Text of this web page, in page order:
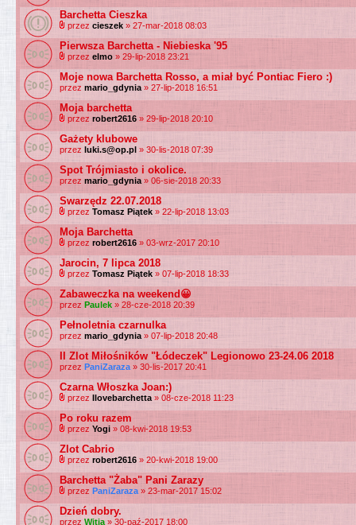
Barchetta Cieszka
przez cieszek » 27-mar-2018 08:03
Pierwsza Barchetta - Niebieska '95
przez elmo » 29-lip-2018 23:21
Moje nowa Barchetta Rosso, a miał być Pontiac Fiero :)
przez mario_gdynia » 27-lip-2018 16:51
Moja barchetta
przez robert2616 » 29-lip-2018 20:10
Gażety klubowe
przez luki.s@op.pl » 30-lis-2018 07:39
Spot Trójmiasto i okolice.
przez mario_gdynia » 06-sie-2018 20:33
Swarzędz 22.07.2018
przez Tomasz Piątek » 22-lip-2018 13:03
Moja Barchetta
przez robert2616 » 03-wrz-2017 20:10
Jarocin, 7 lipca 2018
przez Tomasz Piątek » 07-lip-2018 18:33
Zabaweczka na weekend😀
przez Paulek » 28-cze-2018 20:39
Pełnoletnia czarnulka
przez mario_gdynia » 07-lip-2018 20:48
II Zlot Miłośników "Łódeczek" Legionowo 23-24.06 2018
przez PaniZaraza » 30-lis-2017 20:41
Czarna Włoszka Joan:)
przez Ilovebarchetta » 08-cze-2018 11:23
Po roku razem
przez Yogi » 08-kwi-2018 19:53
Zlot Cabrio
przez robert2616 » 20-kwi-2018 19:00
Barchetta "Żaba" Pani Zarazy
przez PaniZaraza » 23-mar-2017 15:02
Dzień dobry.
przez Witia » 30-paź-2017 18:00